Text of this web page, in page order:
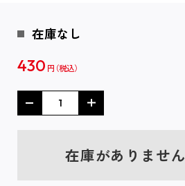
在庫なし
430 円
在庫がありません